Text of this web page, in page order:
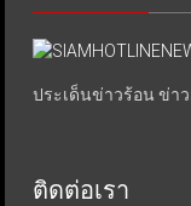
ประเด็นข่าวร้อน ข่าว
ติดต่อเรา